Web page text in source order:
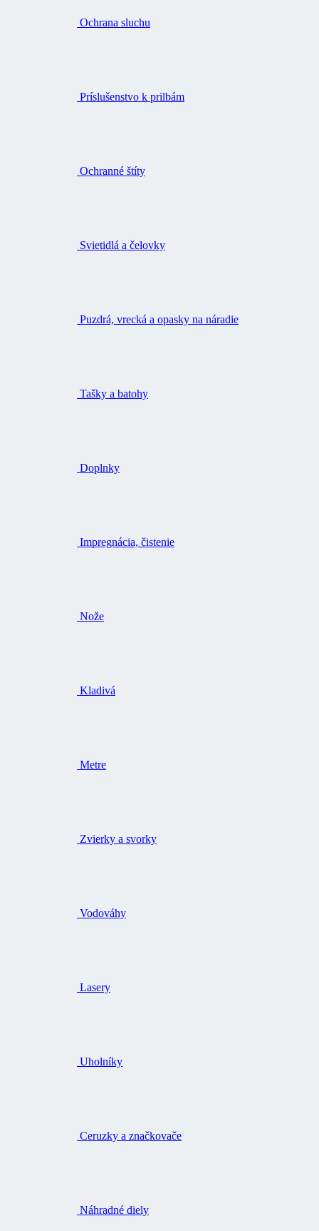
Ochrana sluchu
Príslušenstvo k prilbám
Ochranné štíty
Svietidlá a čelovky
Puzdrá, vrecká a opasky na náradie
Tašky a batohy
Doplnky
Impregnácia, čistenie
Nože
Kladivá
Metre
Zvierky a svorky
Vodováhy
Lasery
Uholníky
Ceruzky a značkovače
Náhradné diely